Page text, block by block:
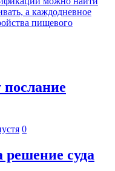
а каждодневное
пищевого
0
решение суда